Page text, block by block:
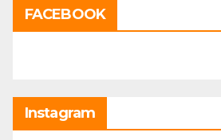
FACEBOOK
Instagram